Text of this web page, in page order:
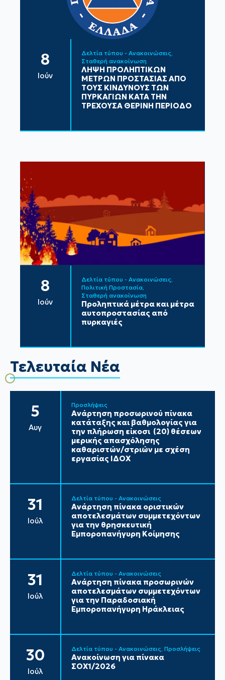
8
Ιούν
Δελτία τύπου - Ανακοινώσεις
Σταθερή ανακοίνωση
ΛΗΨΗ ΠΡΟΛΗΠΤΙΚΩΝ
ΜΕΤΡΩΝ ΠΡΟΣΤΑΣΙΑΣ ΑΠΟ
ΤΟΥΣ ΚΙΝΔΥΝΟΥΣ ΤΩΝ
ΠΥΡΚΑΓΙΩΝ ΚΑΤΑ ΤΗΝ
ΤΡΕΧΟΥΣΑ ΘΕΡΙΝΗ ΠΕΡΙΟΔΟ
8
Ιούν
Δελτία τύπου - Ανακοινώσεις
Πολιτική Προστασία
Σταθερή ανακοίνωση
Προληπτικά μέτρα και μέτρα
αυτοπροστασίας από
πυρκαγιές
Τελευταία Νέα
5
Αυγ
Προσλήψεις
Ανάρτηση προσωρινού πίνακα
κατάταξης και βαθμολογίας για
την πλήρωση είκοσι (20) θέσεων
μερικής απασχόλησης
καθαριστών/στριών με σχέση
εργασίας ΙΔΟΧ
31
Ιούλ
Δελτία τύπου - Ανακοινώσεις
Ανάρτηση πίνακα οριστικών
αποτελεσμάτων συμμετεχόντων
για την θρησκευτική
Εμποροπανήγυρη Κοίμησης
31
Ιούλ
Δελτία τύπου - Ανακοινώσεις
Ανάρτηση πίνακα προσωρινών
αποτελεσμάτων συμμετεχόντων
για την Παραδοσιακή
Εμποροπανήγυρη Ηράκλειας
30
Ιούλ
Δελτία τύπου - Ανακοινώσεις Προσλήψεις
Ανακοίνωση για πίνακα
ΣΟΧ1/2026